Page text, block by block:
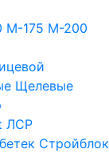
М-175 М-200
Щелевые
ЛСР
Стройблок